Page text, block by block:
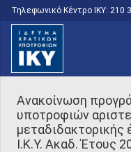
Τηλεφωνικό Κέντρο IKY: 210
Ανακοίνωση
υποτροφιών
Ι.Κ.Υ. Ακαδ. Έτους